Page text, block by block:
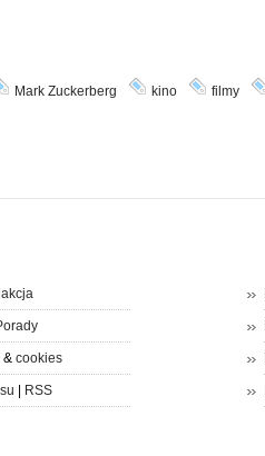
Mark Zuckerberg kino
filmy
& cookies
RSS